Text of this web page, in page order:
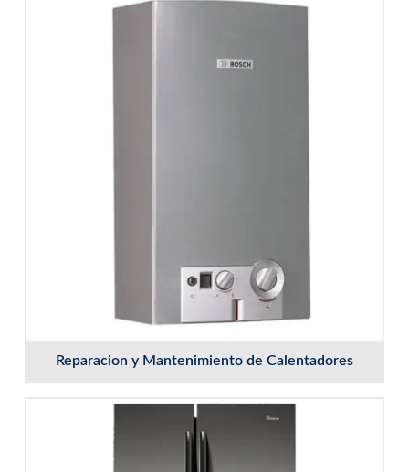
Reparacion y Mantenimiento de Calentadores